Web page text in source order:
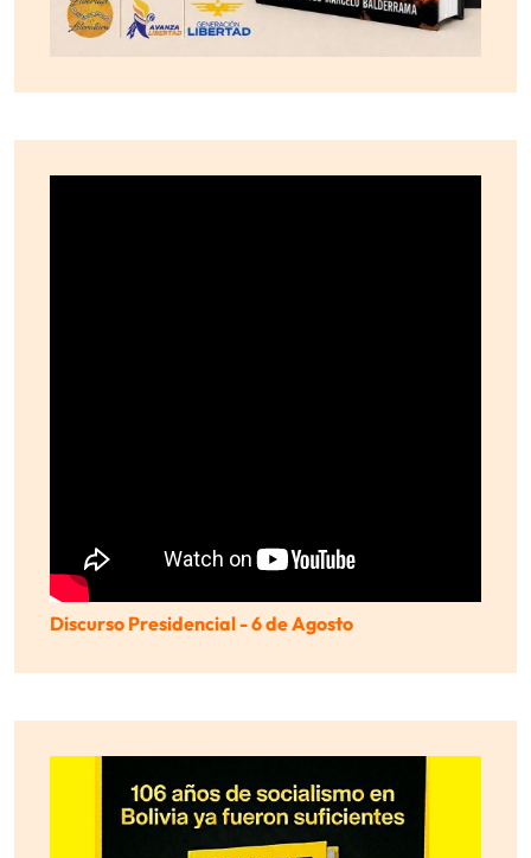
Discurso Presidencial - 6 de Agosto